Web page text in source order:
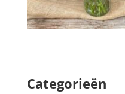
Categorieën